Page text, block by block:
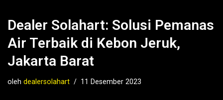
Dealer Solahart: Solusi Pemanas
Air Terbaik di Kebon Jeruk,
Jakarta Barat
oleh dealersolahart 11 Desember 2023